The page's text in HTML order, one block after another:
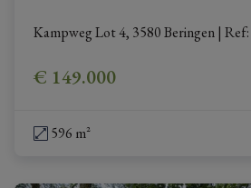
Kampweg Lot 4, 3580 Beringen | Ref:
€ 149.000
596 m²